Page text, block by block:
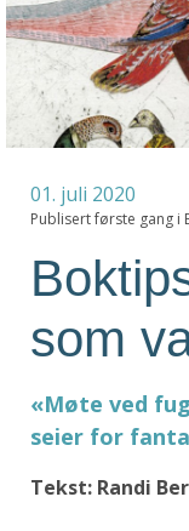
01. juli 2020
Publisert første gang i
som
«Møte ved
seier for
Tekst: Randi